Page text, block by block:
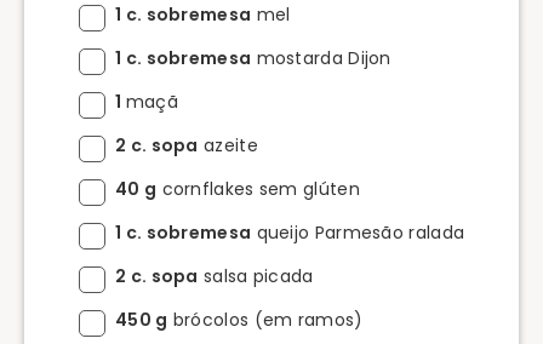
1 c. sobremesa mel
1 c. sobremesa mostarda Dijon
1 maçã
2 c. sopa azeite
40 g cornflakes sem glúten
1 c. sobremesa queijo Parmesão ralada
2 c. sopa salsa picada
450 g brócolos (em ramos)